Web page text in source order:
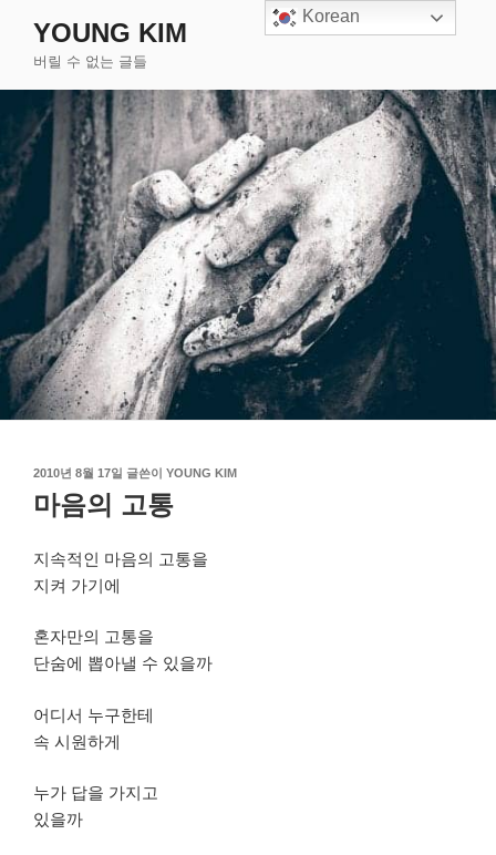
로
가
기
YOUNG KIM
버릴 수 없는 글들
작
일
2010년 8월 17일 글쓴이 YOUNG KIM
마음의 고통
지속적인 마음의 고통을
지켜 가기에
혼자만의 고통을
단숨에 뽑아낼 수 있을까
어디서 누구한테
속 시원하게
누가 답을 가지고
있을까
Korean